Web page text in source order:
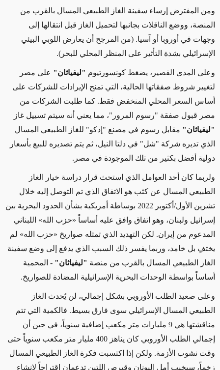
ومن المفترض إرساء سفينة الغاز الطبيعي المسال بالقرب من
المنصة، ووضع الناقلات بجانبها لتحميل الغاز قبل انتقالها إلى
وجهات في أوروبا أو آسيا. (من المرجح أن يعارض اللوبي البيئي
الإسرائيلي بشدة التأثير على المنظر المحلي للبحر).
وعلى المدى القصير، يضغط كونسورتيوم "ليفياثان" على مصر
لتغيير شروط صفقاتها الحالية، التي تمنح الإيرادات للشركات على
أساس السعر المحلي المنخفض فقط. كما طلبت الشركات من
مصر قبول صفقة "رسوم المرور "، مما يعني أنه سيتم تسييل غاز
"ليفياثان" مقابل رسوم في مصنع "إدكو" للغاز الطبيعي المسال
الذي تديره شركة "شل" في دلتا النيل، ثم يتم تصديره للبيع بأسعار
دولية أفضل بكثير من تلك الموجودة في مصر.
ولربما كان أحد العوامل الذي استحث قرار دراسة خيار الغاز
الطبيعي المسال عن كثب هو الاتفاق الذي تم التوصل إليه خلال
تشرين الأول/أكتوبر 2022 بوساطة أمريكية بشأن الحدود البحرية بين
إسرائيل ولبنان، وهو اتفاق وافق عليه أساساً «حزب الله» اللبناني
المدعوم من إيران. لكن التهديد الذي تمثله صواريخ «حزب الله» لم
يختفِ بل خامد، وربما يفسر ذلك السبب الذي يدفع إلى وضع سفينة
الغاز الطبيعي المسال بالقرب من منصة "ليفياثان" - المحمية
أساساً بواسطة الوحدات البحرية الإسرائيلية المضادة للصواريخ.
وعلى صعيد الطلب الأوروبي بشكل إجمالي، لن يُحدث الغاز
الطبيعي المسال الإسرائيلي سوى فارق بسيط. فالكمية التي تتم
مناقشتها هي 9 مليارات متر مكعب إضافية سنوياً، في حين أن
إجمالي الطلب الأوروبي كان يناهز 400 مليار متر مكعب سنوياً حتى
وقت نشوب الأزمة. ولكن إذا اكتسبت فكرة الغاز الطبيعي المسال
زخماً، سيخيب أمل اليونان وقبرص اللتين تدعمان اقتراحاً لإنشاء